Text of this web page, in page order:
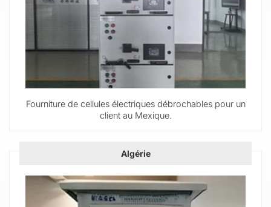
Fourniture de cellules électriques débrochables pour un
client au Mexique.
Algérie